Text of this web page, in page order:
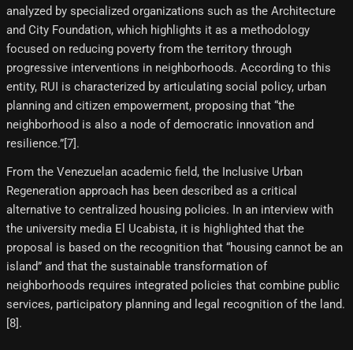
analyzed by specialized organizations such as the Architecture
and City Foundation, which highlights it as a methodology
focused on reducing poverty from the territory through
progressive interventions in neighborhoods. According to this
entity, RUI is characterized by articulating social policy, urban
planning and citizen empowerment, proposing that “the
neighborhood is also a node of democratic innovation and
resilience.”[7]​.
From the Venezuelan academic field, the Inclusive Urban
Regeneration approach has been described as a critical
alternative to centralized housing policies. In an interview with
the university media El Ucabista, it is highlighted that the
proposal is based on the recognition that “housing cannot be an
island” and that the sustainable transformation of
neighborhoods requires integrated policies that combine public
services, participatory planning and legal recognition of the land.
[8]​.